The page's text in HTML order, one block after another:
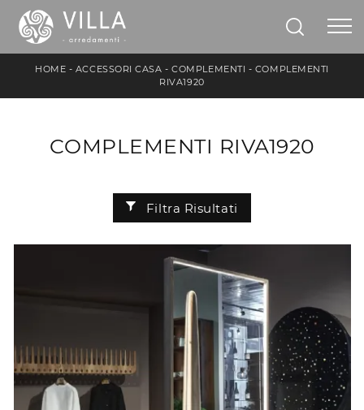
HOME - ACCESSORI CASA -COMPLEMENTI - COMPLEMENTI
RIVA1920
COMPLEMENTI RIVA1920
Filtra Risultati